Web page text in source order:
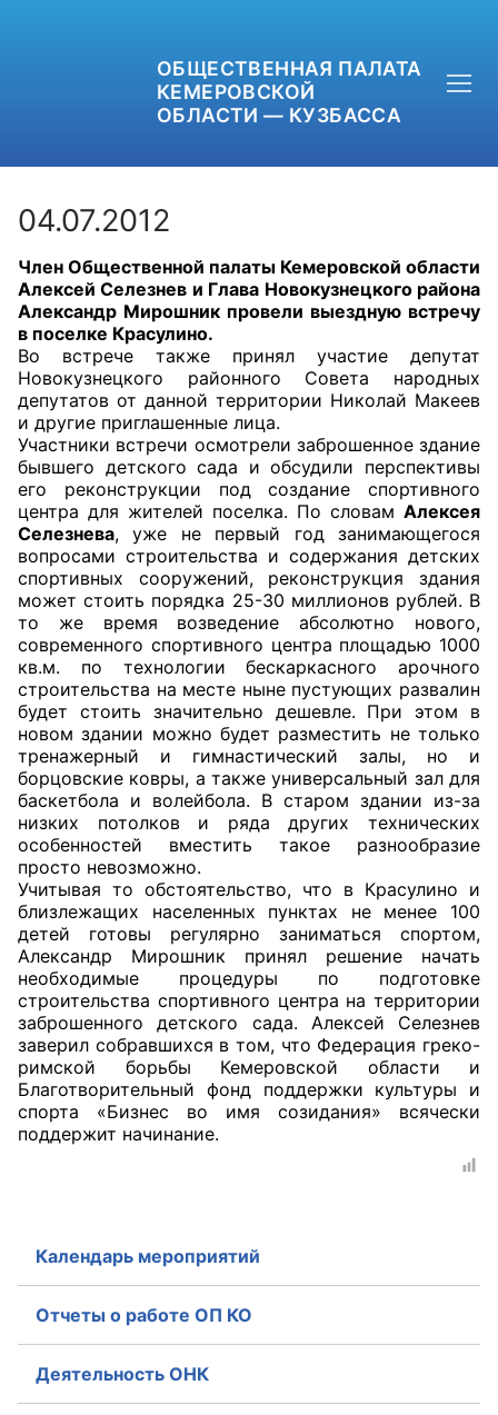
ОБЩЕСТВЕННАЯ ПАЛАТА
КЕМЕРОВСКОЙ
ОБЛАСТИ — КУЗБАССА
+7 (3842) 58-82-40
OPKO42@BK.RU
ОБРАТНАЯ СВЯЗЬ
Главная
Общественные советы
Общественные советы при территориальных
органах федеральных органов
исполнительной власти
Общественные советы по проведению
независимой оценки качества условий
оказания услуг
О Палате
Структура Палаты
Комиссии
Экспертный совет ОП КО
Совет ОП КО
Общественный штаб
Члены ОП КО
Кодекс этики ОП КО
Соглашения
04.07.2012
Член Общественной палаты Кемеровской области
Алексей Селезнев и Глава Новокузнецкого района
Александр Мирошник провели выездную встречу
в поселке Красулино.
Во встрече также принял участие депутат
Новокузнецкого районного Совета народных
депутатов от данной территории Николай Макеев
и другие приглашенные лица.
Участники встречи осмотрели заброшенное здание
бывшего детского сада и обсудили перспективы
его реконструкции под создание спортивного
центра для жителей поселка. По словам Алексея
Селезнева, уже не первый год занимающегося
вопросами строительства и содержания детских
спортивных сооружений, реконструкция здания
может стоить порядка 25-30 миллионов рублей. В
то же время возведение абсолютно нового,
современного спортивного центра площадью 1000
кв.м. по технологии бескаркасного арочного
строительства на месте ныне пустующих развалин
будет стоить значительно дешевле. При этом в
новом здании можно будет разместить не только
тренажерный и гимнастический залы, но и
борцовские ковры, а также универсальный зал для
баскетбола и волейбола. В старом здании из-за
низких потолков и ряда других технических
особенностей вместить такое разнообразие
просто невозможно.
Учитывая то обстоятельство, что в Красулино и
близлежащих населенных пунктах не менее 100
детей готовы регулярно заниматься спортом,
Александр Мирошник принял решение начать
необходимые процедуры по подготовке
строительства спортивного центра на территории
заброшенного детского сада. Алексей Селезнев
заверил собравшихся в том, что Федерация греко-
римской борьбы Кемеровской области и
Благотворительный фонд поддержки культуры и
спорта «Бизнес во имя созидания» всячески
поддержит начинание.
Календарь мероприятий
Отчеты о работе ОП КО
Деятельность ОНК